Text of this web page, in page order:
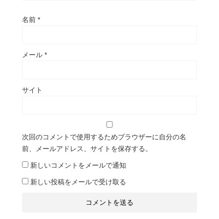
名前 *
メール *
サイト
次回のコメントで使用するためブラウザーに自分の名
前、メールアドレス、サイトを保存する。
新しいコメントをメールで通知
新しい投稿をメールで受け取る